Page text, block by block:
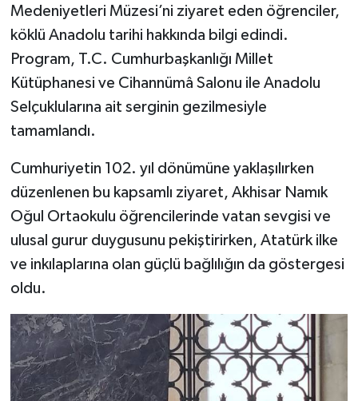
Medeniyetleri Müzesi’ni ziyaret eden öğrenciler,
köklü Anadolu tarihi hakkında bilgi edindi.
Program, T.C. Cumhurbaşkanlığı Millet
Kütüphanesi ve Cihannümâ Salonu ile Anadolu
Selçuklularına ait serginin gezilmesiyle
tamamlandı.
Cumhuriyetin 102. yıl dönümüne yaklaşılırken
düzenlenen bu kapsamlı ziyaret, Akhisar Namık
Oğul Ortaokulu öğrencilerinde vatan sevgisi ve
ulusal gurur duygusunu pekiştirirken, Atatürk ilke
ve inkılaplarına olan güçlü bağlılığın da göstergesi
oldu.